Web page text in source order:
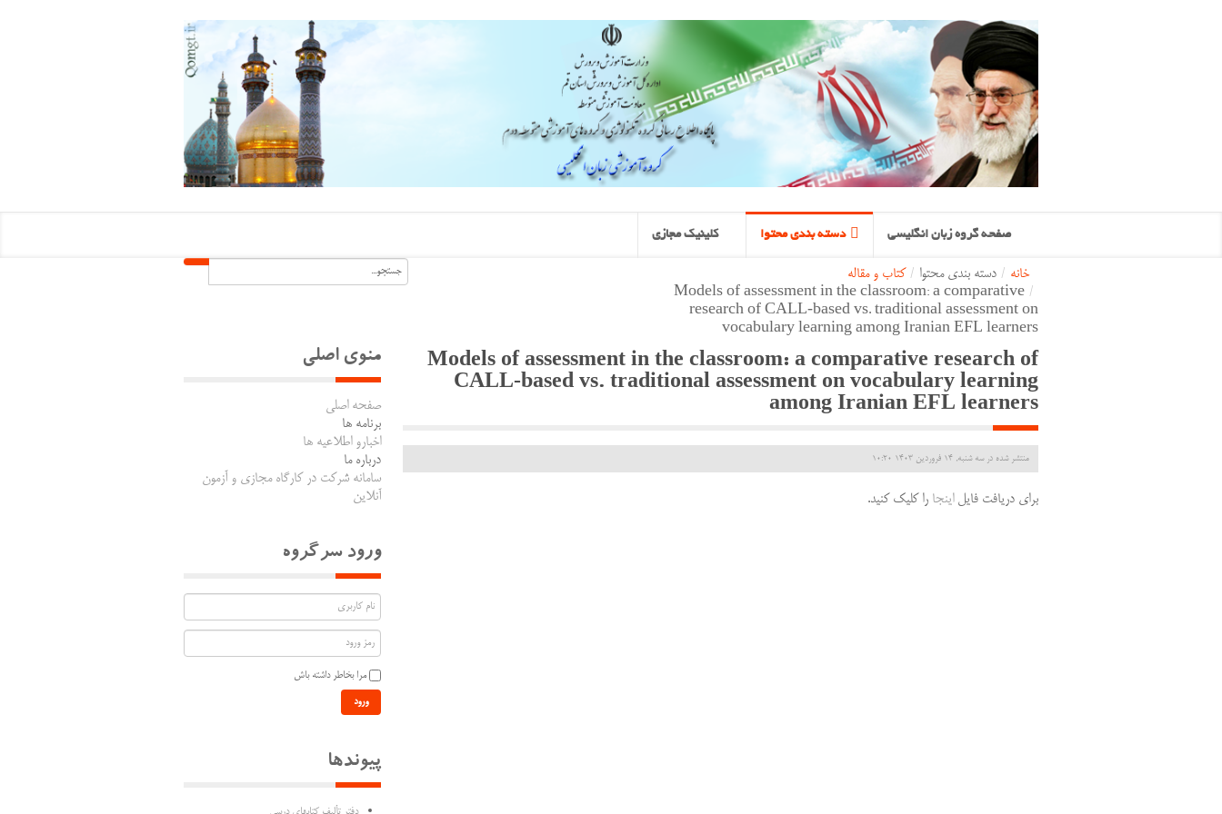
صفحه گروه زبان انگلیسی دسته بندی محتوا کلینیک مجازی
خانه / دسته بندی محتوا / کتاب و مقاله
/
Models of assessment in the classroom: a comparative
research of CALL‑based vs. traditional assessment on
vocabulary learning among Iranian EFL learners
Models of assessment in the classroom: a comparative research of
CALL‑based vs. traditional assessment on vocabulary learning
among Iranian EFL learners
منتشر شده در سه شنبه, 14 فروردين 1403 10:20
برای دریافت فایلاینجا را کلیک کنید.
منوی اصلی
صفحه اصلی
برنامه ها
اخبارو اطلاعیه ها
درباره ما
سامانه شرکت در کارگاه مجازی و آزمون
آنلاین
ورود سرگروه
مرا بخاطر داشته باش
ورود
پیوندها